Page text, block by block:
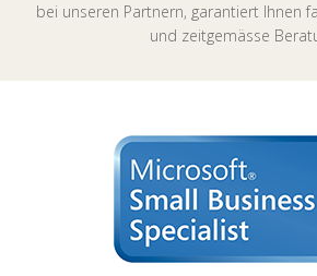
bei unseren Partnern, garantiert Ihnen
und zeitgemässe